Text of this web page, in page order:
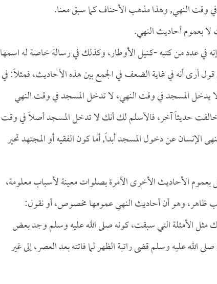
وقت النهي, وهذا مذهب الأحناف كما سبق معنا.
بعموم أحاديث النهي.
في عدد من كتبه -كـنيل الأوطار، وكذلك في رسالة خاصة له اسمها
أرى أنه في غاية الضعف في الجمع بين هذه الأحاديث، فمثلاً: في
يدخل المسجد في وقت النهي، لا تدخل المسجد في وقت النهي
حديثاً آخر، فالأسلم لك أنك لا تدخل المسجد أصلاً في وقت
الإنسان عن دخول المسجد أبداً, أما كون الفقيه أو المجتهد تحير
بعموم الأحاديث الأخرى الآمرة بصلوات معينة لأسباب معلومة،
ظاهر، وهو أن أحاديث النهي عمومها مخصوص، أو نقول:
مثل الأمثلة التي سبقت، كونه صلى الله عليه وسلم وجد بعض
الله عليه وسلم قضى راتبة الظهر لما فاتته بعد العصر، إلى غير